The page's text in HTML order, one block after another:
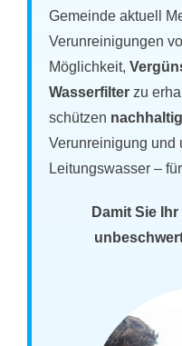
Gemeinde aktuell
Verunreinigungen
Möglichkeit,
Wasserfilterzu
schützen
Verunreinigung und
Leitungswasser –
Damit Sie